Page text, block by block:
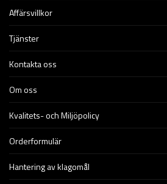
Affärsvillkor
Tjänster
Kontakta oss
Om oss
Kvalitets- och Miljöpolicy
Orderformulär
Hantering av klagomål